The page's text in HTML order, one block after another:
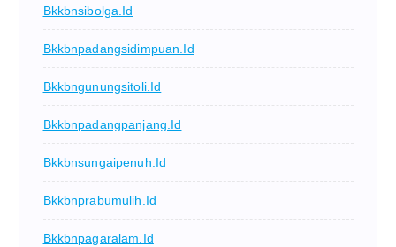
Bkkbnsibolga.id
Bkkbnpadangsidimpuan.id
Bkkbngunungsitoli.id
Bkkbnpadangpanjang.id
Bkkbnsungaipenuh.id
Bkkbnprabumulih.id
Bkkbnpagaralam.id